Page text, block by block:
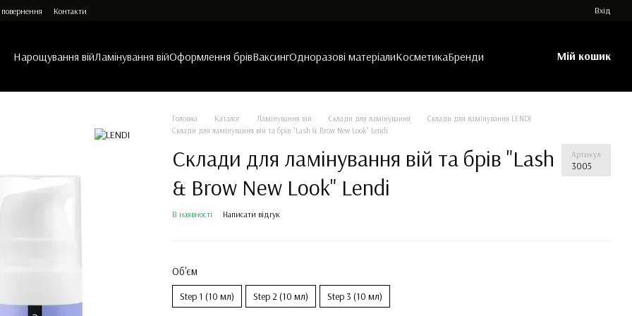
Контакти Вхід
Нарощування війЛамінування війОформлення брівВаксингОдноразові матеріалиКосметикаБренди Мій кошик
Головна Каталог Ламінування вій Склади для ламінування
Склади для ламінування LENDI
Склади для ламінування вій та брів "Lash & Brow New Look" Lendi
Склади для ламінування вій та брів "Lash
& Brow New Look" Lendi
Артикул
3005
В наявності Написати відгук
Об'єм
Step 1 (10 мл) Step 2 (10 мл) Step 3 (10 мл)